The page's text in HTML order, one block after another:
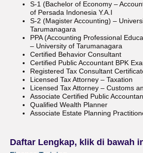
S-1 (Bachelor of Economy –
of Persada Indonesia Y.A.I
S-2 (Magister Accounting) –
Tarumanagara
PPA (Accounting Professional
– University of Tarumanagara
Certified Behavior Consultant
Certified Public Accountant BPK
Registered Tax Consultant
Licensed Tax Attorney – Taxation
Licensed Tax Attorney – Customs
Associate Certified Public
Qualified Wealth Planner
Associate Estate Planning
Daftar Lengkap, klik di bawah